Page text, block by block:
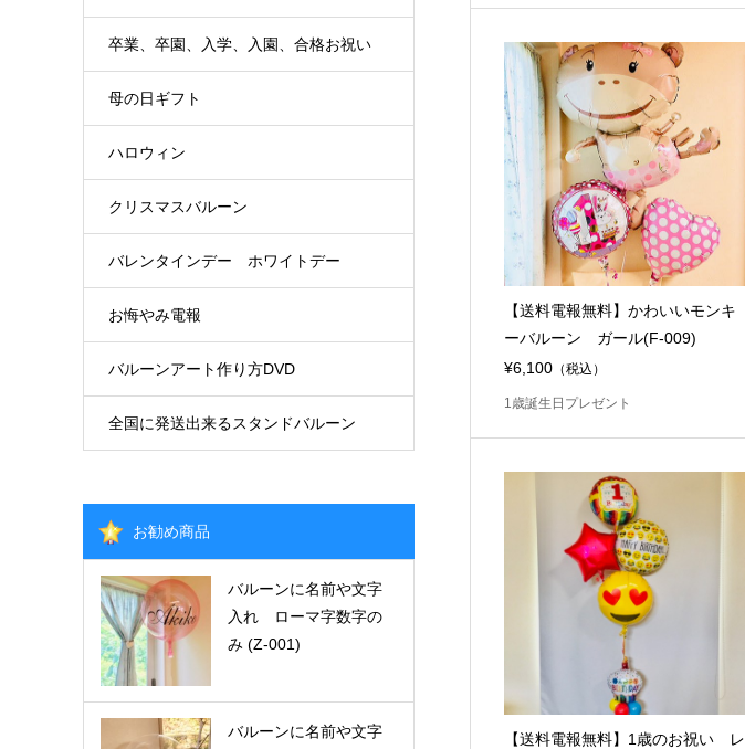
【送料電報無料】かわいいモンキ
ーバルーン ガール(F-009)
¥6,100（税込）
1歳誕生日プレゼント
【送料電報無料】1歳のお祝い レ
卒業、卒園、入学、入園、合格お祝い
母の日ギフト
ハロウィン
クリスマスバルーン
バレンタインデー ホワイトデー
お悔やみ電報
バルーンアート作り方DVD
全国に発送出来るスタンドバルーン
お勧め商品
バルーンに名前や文字
入れ ローマ字数字の
み (Z-001)
バルーンに名前や文字